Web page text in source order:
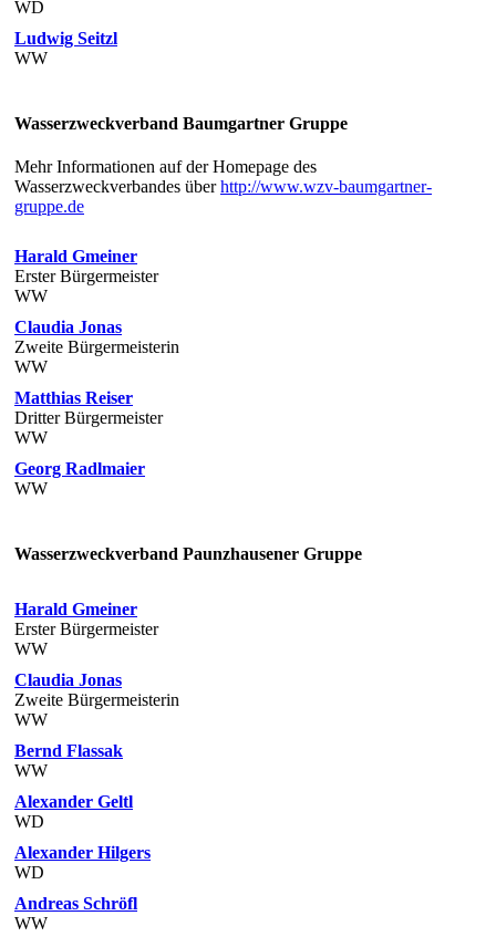
WD
Ludwig Seitzl
WW
Wasserzweckverband Baumgartner Gruppe
Mehr Informationen auf der Homepage des
Wasserzweckverbandes überhttp://www.wzv-baumgartner-
gruppe.de
Harald Gmeiner
Erster Bürgermeister
WW
Claudia Jonas
Zweite Bürgermeisterin
WW
Matthias Reiser
Dritter Bürgermeister
WW
Georg Radlmaier
WW
Wasserzweckverband Paunzhausener Gruppe
Harald Gmeiner
Erster Bürgermeister
WW
Claudia Jonas
Zweite Bürgermeisterin
WW
Bernd Flassak
WW
Alexander Geltl
WD
Alexander Hilgers
WD
Andreas Schröfl
WW